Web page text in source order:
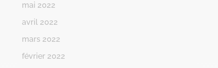
mai 2022
avril 2022
mars 2022
février 2022